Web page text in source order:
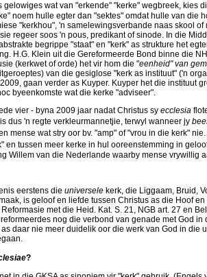
wat van "erkende" "kerke" wegbreek, kies
noem hulle egter dan "sektes" omdat hulle van die
"kerkhou", 'n samelewingsverbande naas skool of
regeer soos 'n pous, predikant of sinode. In die
begrippe "staat" en "kerk" as strukture het
H.G. Klein uit die Gereformeerde Bond binne die
(kerkwet of orde) het vir hom die "eenheid" van
van die gesiglose "kerk as instituut" ('n
gaan verder as Kuyper. Kuyper het die instituut
byeenkomste wat die kerke "adviseer".
vier - byna 2009 jaar nadat Christus sy ecclesia
dus 'n regte verkleurmannetjie, terwyl wanneer jy
wat stry oor bv. "amp" of "vrou in die kerk"
tussen meer kerke in hul ooreenstemming in
Willem van die Nederlande waarby mense vrywillig
eerstens die universele kerk, die Liggaam, Bruid,
is geloof en liefde tussen Christus as die Hoof
met die Heid. Kat. S. 21, NGB art. 27 en
nog die verbond van genade met God
daar nie meer duidelik oor die werk van God in die
?